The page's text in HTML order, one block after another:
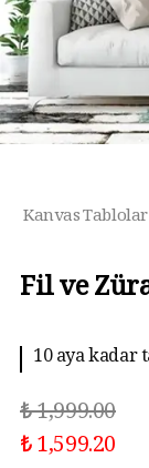
Kanvas Tablolar
Fil ve
10 aya kadar
₺ 1,999.00
₺ 1,599.20